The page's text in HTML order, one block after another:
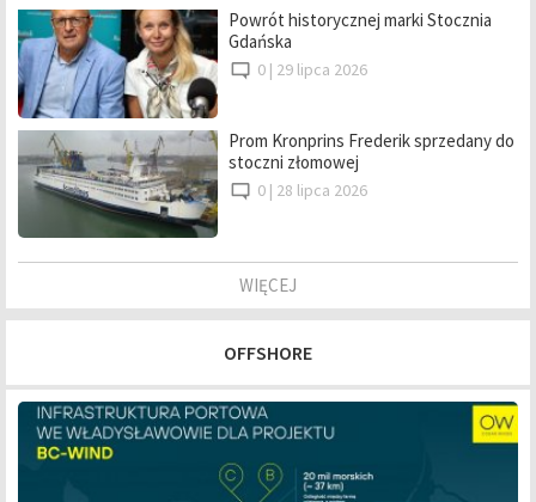
Powrót historycznej marki Stocznia
Gdańska
0 | 29 lipca 2026
Prom Kronprins Frederik sprzedany do
stoczni złomowej
0 | 28 lipca 2026
WIĘCEJ
OFFSHORE